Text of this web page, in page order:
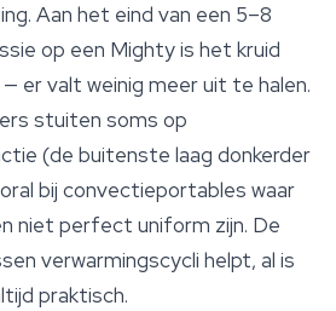
Aan het eind van een 5–8
op een Mighty is het kruid
er valt weinig meer uit te halen.
stuiten soms op
(de buitenste laag donkerder
bij convectieportables waar
niet perfect uniform zijn. De
verwarmingscycli helpt, al is
praktisch.